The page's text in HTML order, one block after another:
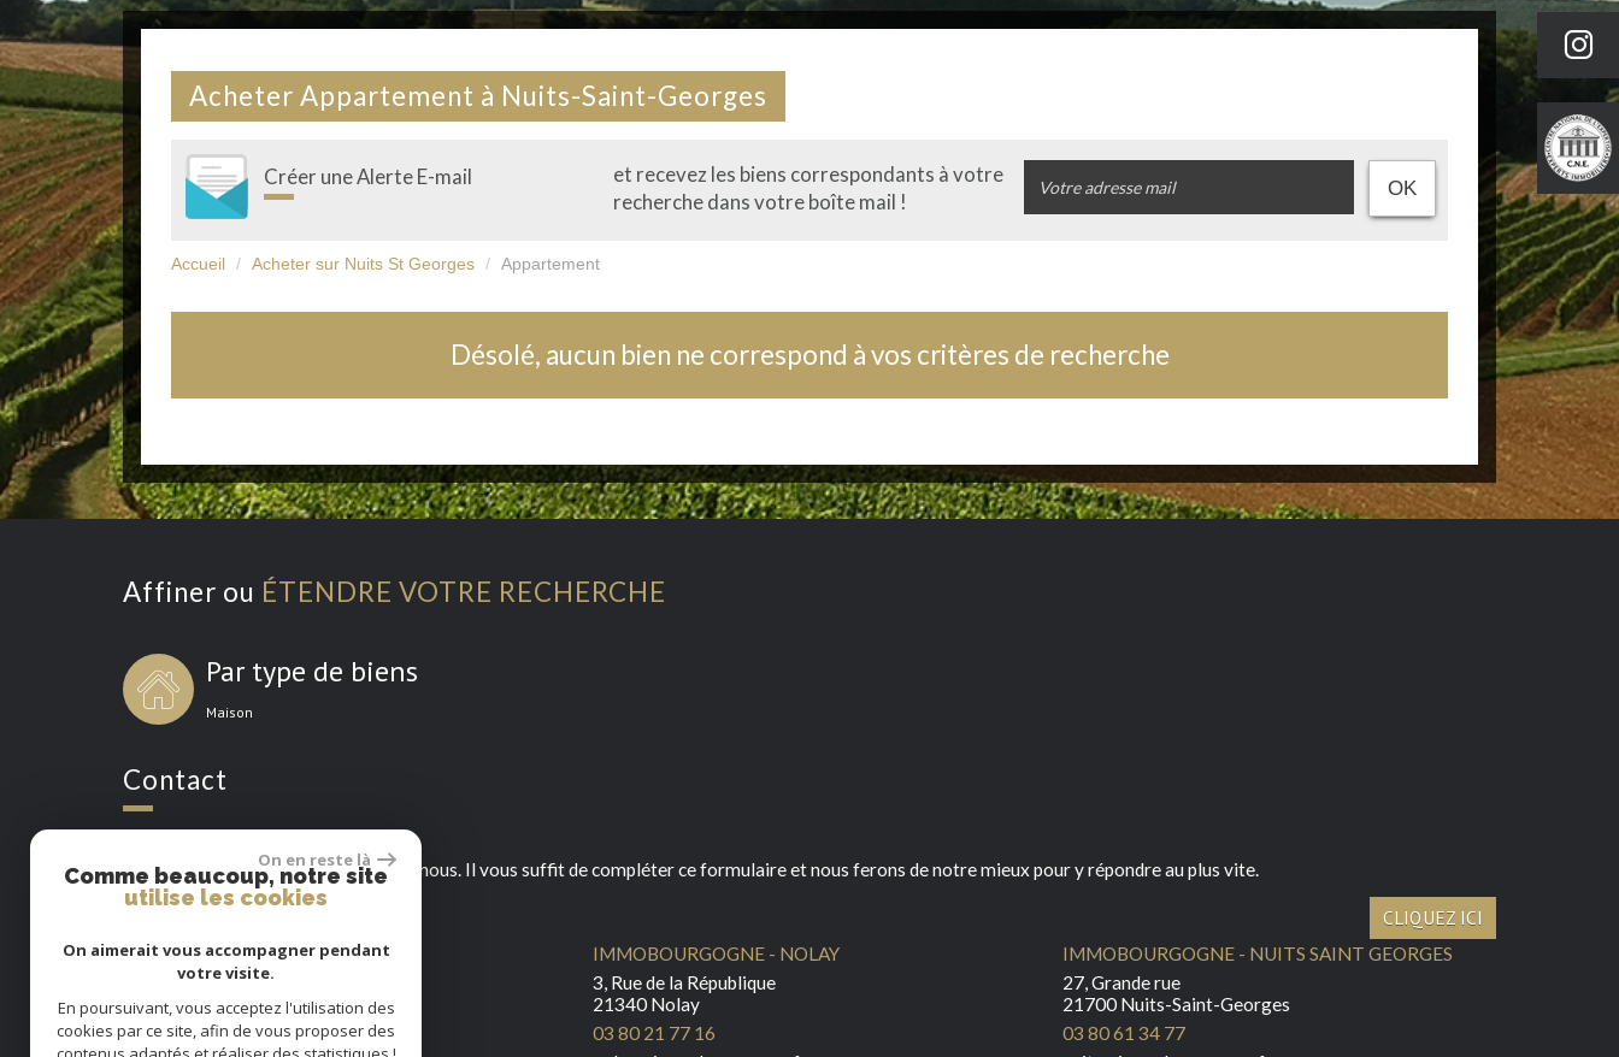
Acheter Appartement à Nuits-Saint-Georges
Créer une Alerte E-mail
et recevez les biens correspondants à votre
recherche dans votre boîte mail !
OK
Accueil Acheter sur Nuits St Georges Appartement
Désolé, aucun bien ne correspond à vos critères de recherche
Affiner ou ÉTENDRE VOTRE RECHERCHE
Par type de biens
Maison
Contact
Pour toutes informations, contactez nous. Il vous suffit de compléter ce formulaire et nous ferons de notre mieux pour y répondre au plus vite.
CLIQUEZ ICI
IMMOBOURGOGNE - BEAUNE
17, Rue du Chateau
21200 Beaune
03 80 22 48 34
IMMOBOURGOGNE - NOLAY
3, Rue de la République
21340 Nolay
03 80 21 77 16
IMMOBOURGOGNE - NUITS SAINT GEORGES
27, Grande rue
21700 Nuits-Saint-Georges
03 80 61 34 77
On en reste là
Comme beaucoup, notre site
utilise les cookies
On aimerait vous accompagner pendant
votre visite.
En poursuivant, vous acceptez l'utilisation des
cookies par ce site, afin de vous proposer des